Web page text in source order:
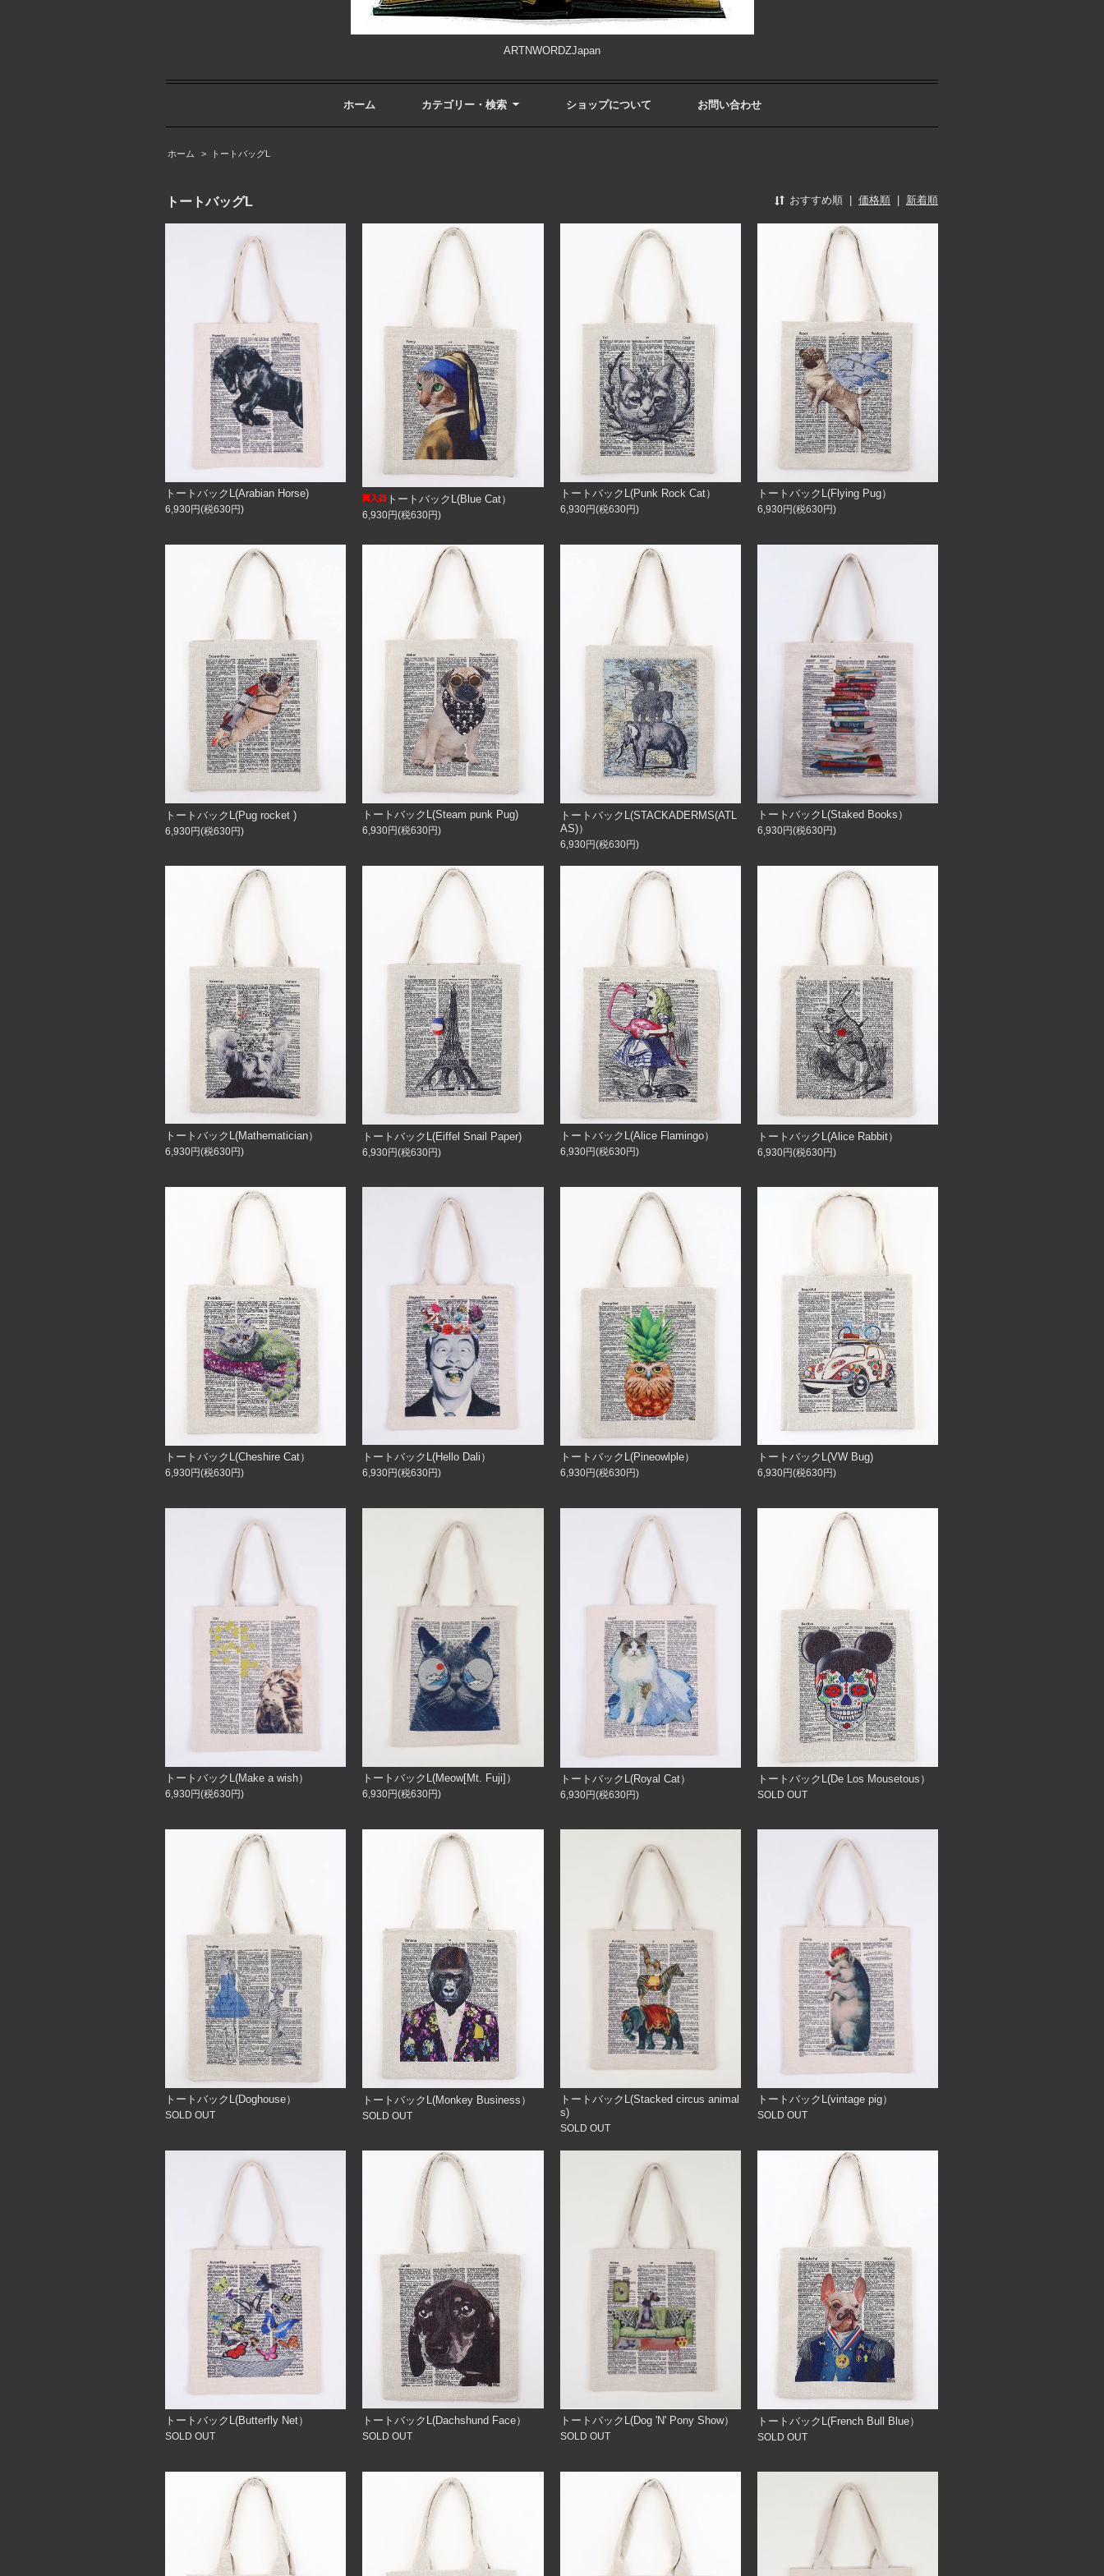
ARTNWORDZJapan
ホーム カテゴリー・検索 ショップについて お問い合わせ
ホーム > トートバッグL
トートバッグL おすすめ順 | 価格順 | 新着順
トートバックL(Arabian Horse)
6,930円(税630円)
トートバックL(Blue Cat）
6,930円(税630円)
トートバックL(Punk Rock Cat）
6,930円(税630円)
トートバックL(Flying Pug）
6,930円(税630円)
トートバックL(Pug rocket )
6,930円(税630円)
トートバックL(Steam punk Pug)
6,930円(税630円)
トートバックL(STACKADERMS(ATL
AS)）
6,930円(税630円)
トートバックL(Staked Books）
6,930円(税630円)
トートバックL(Mathematician）
6,930円(税630円)
トートバックL(Eiffel Snail Paper)
6,930円(税630円)
トートバックL(Alice Flamingo）
6,930円(税630円)
トートバックL(Alice Rabbit）
6,930円(税630円)
トートバックL(Cheshire Cat）
6,930円(税630円)
トートバックL(Hello Dali）
6,930円(税630円)
トートバックL(Pineowlple）
6,930円(税630円)
トートバックL(VW Bug)
6,930円(税630円)
トートバックL(Make a wish）
6,930円(税630円)
トートバックL(Meow[Mt. Fuji]）
6,930円(税630円)
トートバックL(Royal Cat）
6,930円(税630円)
トートバックL(De Los Mousetous）
SOLD OUT
トートバックL(Doghouse）
SOLD OUT
トートバックL(Monkey Business）
SOLD OUT
トートバックL(Stacked circus animal
s)
SOLD OUT
トートバックL(vintage pig）
SOLD OUT
トートバックL(Butterfly Net）
SOLD OUT
トートバックL(Dachshund Face）
SOLD OUT
トートバックL(Dog 'N' Pony Show）
SOLD OUT
トートバックL(French Bull Blue）
SOLD OUT